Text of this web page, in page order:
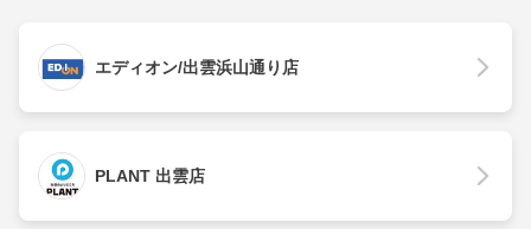
エディオン/出雲浜山通り店
PLANT 出雲店